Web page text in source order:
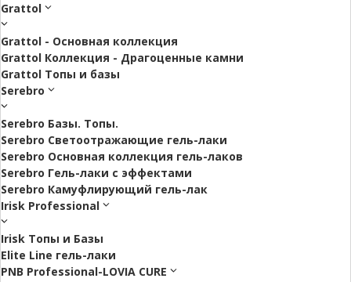
Grattol
Grattol - Oснoвнaя коллекция
Grattol Коллекция - Драгоценные камни
Grattol Топы и базы
Serebro
Serebro Базы. Топы.
Serebro Светоотражающие гель-лаки
Serebro Основная коллекция гель-лаков
Serebro Гель-лаки с эффектами
Serebro Камуфлирующий гель-лак
Irisk Professional
Irisk Топы и Базы
Elite Line гель-лаки
PNB Professional-LOVIA CURE